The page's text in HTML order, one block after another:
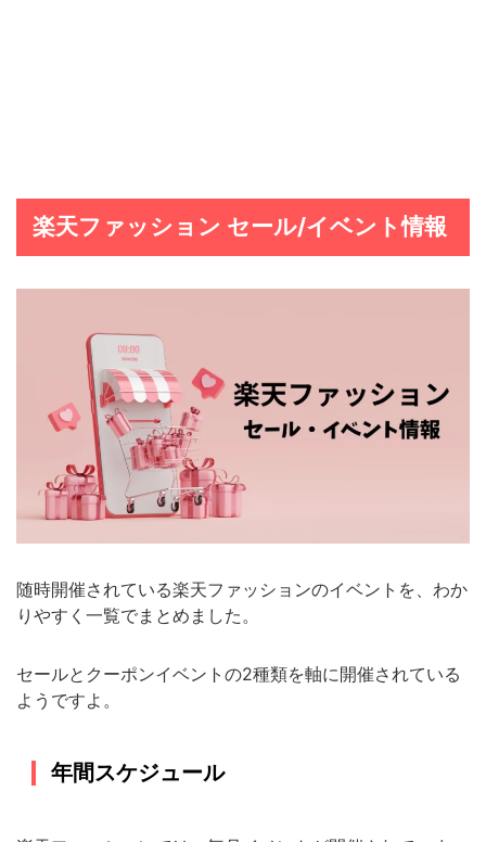
楽天ファッション セール/イベント情報
随時開催されている楽天ファッションのイベントを、わか
りやすく一覧でまとめました。
セールとクーポンイベントの2種類を軸に開催されている
ようですよ。
年間スケジュール